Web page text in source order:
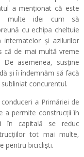
a menţionat că este
multe idei cum să
cu echipa cheltuie
internatelor şi azilurilor
că de mai multă vreme
asemenea, susţine
şi îi îndemnăm să facă
concurentul.
a Primăriei de
a permite construcţii în
în capitală se reduc
tot mai multe,
pentru biciclişti.